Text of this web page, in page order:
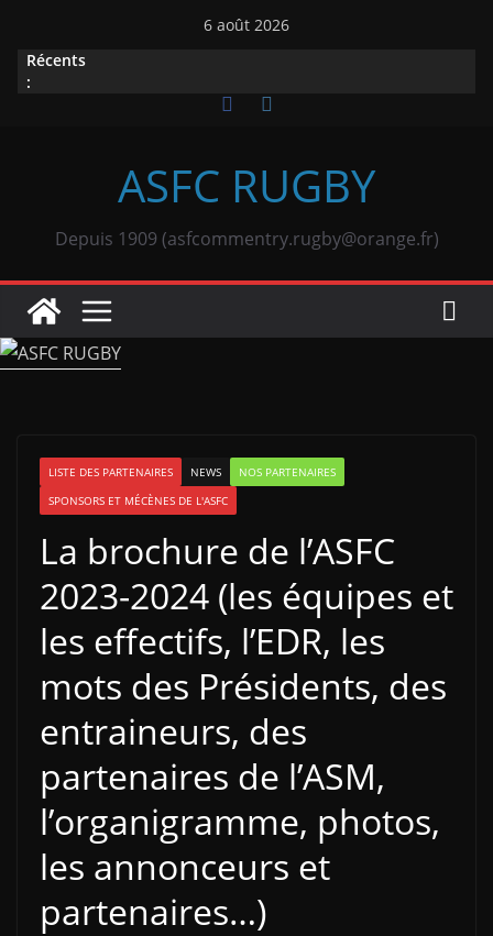
contenu
6 août 2026
Récents
:
ASFC RUGBY
Depuis 1909 (asfcommentry.rugby@orange.fr)
LISTE DES PARTENAIRES NEWS
NOS PARTENAIRES
SPONSORS ET MÉCÈNES DE L'ASFC
La brochure de l’ASFC
2023-2024 (les équipes et
les effectifs, l’EDR, les
mots des Présidents, des
entraineurs, des
partenaires de l’ASM,
l’organigramme, photos,
les annonceurs et
partenaires…)